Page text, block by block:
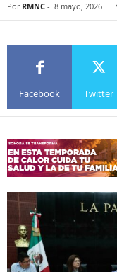
Por RMNC - 8 mayo, 2026
Facebook Twitter